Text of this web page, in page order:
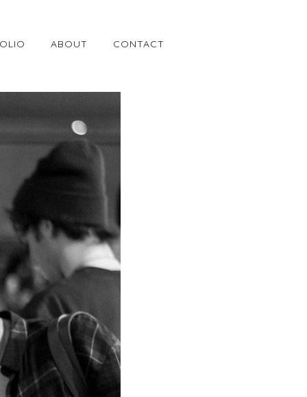
ABOUT CONTACT